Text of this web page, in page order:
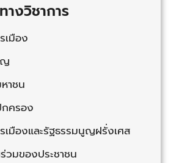
างวิชาการ
เมือง
ญ
าชน
ครอง
เมืองและรัฐธรรมนูญฝรั่งเศส
วมของประชาชน